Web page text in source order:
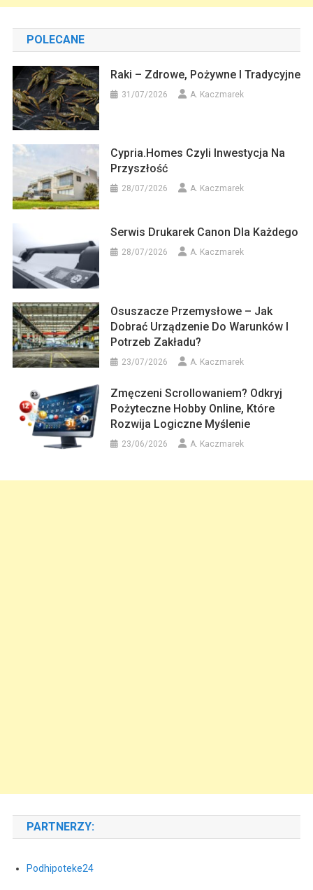
POLECANE
Raki – Zdrowe, Pożywne I Tradycyjne
31/07/2026 A. Kaczmarek
Cypria.homes Czyli Inwestycja Na
Przyszłość
28/07/2026 A. Kaczmarek
Serwis Drukarek Canon Dla Każdego
28/07/2026 A. Kaczmarek
Osuszacze Przemysłowe – Jak
Dobrać Urządzenie Do Warunków I
Potrzeb Zakładu?
23/07/2026 A. Kaczmarek
Zmęczeni Scrollowaniem? Odkryj
Pożyteczne Hobby Online, Które
Rozwija Logiczne Myślenie
23/06/2026 A. Kaczmarek
PARTNERZY:
Podhipoteke24